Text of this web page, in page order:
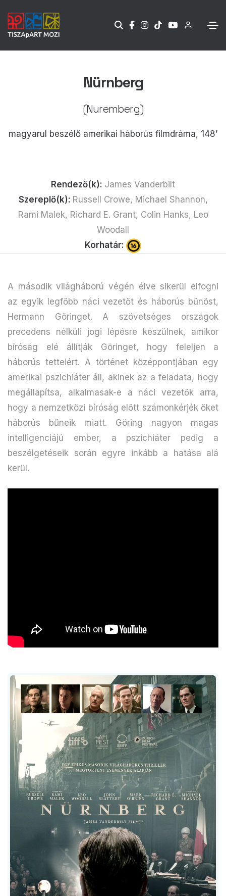
Nürnberg
(Nuremberg)
magyarul beszélő amerikai háborús filmdráma, 148’
Rendező(k): James Vanderbilt
Szereplő(k): Russell Crowe, Michael Shannon,
Rami Malek, Richard E. Grant, Colin Hanks, Leo
Woodall
Korhatár:
A második világháború végén élve sikerül elfogni
az egyik legfőbb náci vezetőt és háborús bűnöst,
Hermann Göringet. A szövetséges országok
precedens nélküli jogi lépésre készülnek, amikor
bíróság elé állítják Göringet, hogy feleljen a
háborús tetteiért. A történet középpontjában egy
amerikai pszichiáter áll, akinek az a feladata, hogy
megállapítsa, alkalmasak-e a náci vezetők arra,
hogy a nemzetközi bíróság előtt számonkérjék őket
háborús bűneik miatt. Göring nagyon magas
intelligenciájú ember, a pszichiáter pedig a
beszélgetéseik során egyre inkább a hatása alá
kerül.